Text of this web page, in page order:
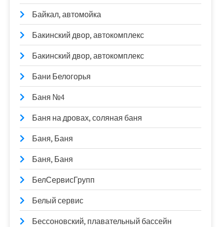
Байкал, автомойка
Бакинский двор, автокомплекс
Бакинский двор, автокомплекс
Бани Белогорья
Баня №4
Баня на дровах, соляная баня
Баня, Баня
Баня, Баня
БелСервисГрупп
Белый сервис
Бессоновский, плавательный бассейн